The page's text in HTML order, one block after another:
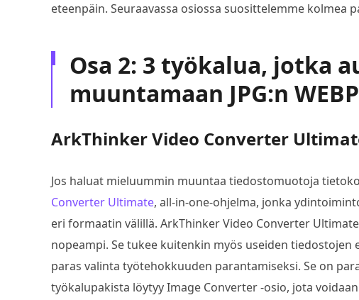
eteenpäin. Seuraavassa osiossa suosittelemme kolmea
Osa 2: 3 työkalua, jotka
muuntamaan JPG:n
ArkThinker Video Converter
Jos haluat mieluummin muuntaa tiedostomuotoja
Converter Ultimate, all-in-one-ohjelma, jonka
eri formaatin välillä. ArkThinker Video Converter
nopeampi. Se tukee kuitenkin myös useiden
paras valinta työtehokkuuden parantamiseksi. Se on
työkalupakista löytyy Image Converter -osio, jota